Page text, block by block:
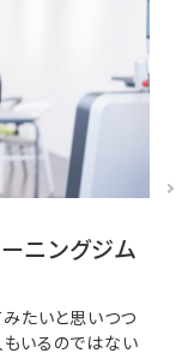
ニングジム
たいと思いつつ
いるのではない